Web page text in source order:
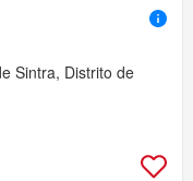
Sintra, Distrito de